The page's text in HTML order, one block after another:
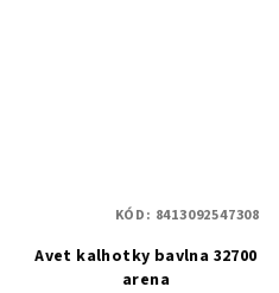
Avet kalhotky bavlna 32700
arena
KÓD: 8413092547308